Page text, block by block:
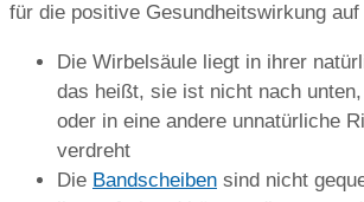
für die positive Gesundheitswirkung auf
Die Wirbelsäule liegt in ihrer
das heißt, sie ist nicht nach
oder in eine andere unnatürliche
verdreht
Die Bandscheiben sind nicht